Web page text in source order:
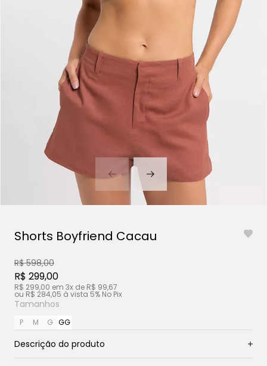
Shorts Boyfriend Cacau
Tamanhos
P M G GG
R$ 598,00
R$ 299,00
R$ 299,00 em 3x de R$ 99,67
ou R$ 284,05 à vista 5% No Pix
Descrição do produto